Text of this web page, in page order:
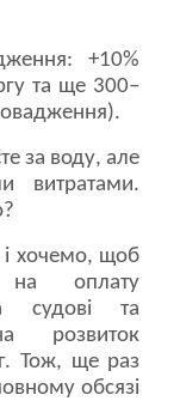
+10%
та ще 300–
за воду, але
витратами.
хочемо, щоб
оплату
судові та
розвиток
Тож, ще раз
обсязі